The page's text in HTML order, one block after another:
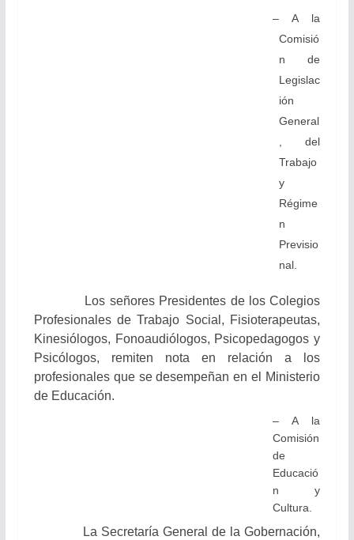
– A la
Comisió
n de
Legislac
ión
General
, del
Trabajo
y
Régime
n
Previsio
nal.
Los señores Presidentes de los Colegios
Profesionales de Trabajo Social, Fisioterapeutas,
Kinesiólogos, Fonoaudiólogos, Psicopedagogos y
Psicólogos, remiten nota en relación a los
profesionales que se desempeñan en el Ministerio
de Educación.
– A la
Comisión
de
Educació
n y
Cultura.
La Secretaría General de la Gobernación,